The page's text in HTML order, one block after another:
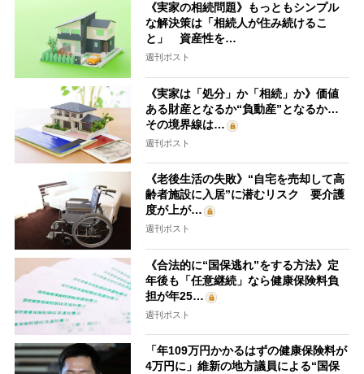
《実家の相続問題》もっともシンプル
な解決策は「相続人が住み続けるこ
と」 資産性を…
週刊ポスト
《実家は「処分」か「相続」か》価値
ある財産となるか“負動産”となるか…
その境界線は…
週刊ポスト
《老後生活の失敗》“自宅を売却して高
齢者施設に入居”に潜むリスク 要介護
度が上が…
週刊ポスト
《合法的に“国保逃れ”をする方法》定
年後も「任意継続」なら健康保険料負
担が年25…
週刊ポスト
「年109万円かかるはずの健康保険料が
4万円に」維新の地方議員による“国保